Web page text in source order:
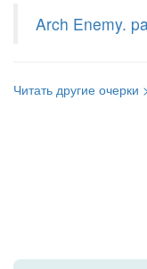
Arch Enemy.
Читать другие очерки